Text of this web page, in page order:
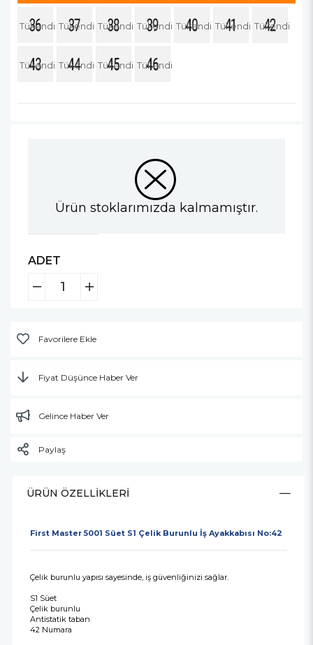
Tükendi Tükendi Tükendi Tükendi Tükendi Tükendi Tükendi
Tükendi Tükendi Tükendi Tükendi
Ürün stoklarımızda kalmamıştır.
ADET
Favorilere Ekle
Fiyat Düşünce Haber Ver
Gelince Haber Ver
Paylaş
ÜRÜN ÖZELLIKLERI
First Master 5001 Süet S1 Çelik Burunlu İş Ayakkabısı No:42
Çelik burunlu yapısı sayesinde, iş güvenliğinizi sağlar.
S1 Süet
Çelik burunlu
Antistatik taban
42 Numara